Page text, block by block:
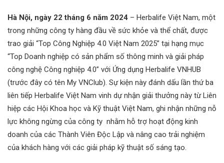
Hà Nội, ngày 22 tháng 6 năm 2024 – Herbalife Việt Nam, một
trong những công ty hàng đầu về sức khỏe và thể chất, được
trao giải “Top Công Nghiệp 4.0 Việt Nam 2025” tại hạng mục
“Top Doanh nghiệp có sản phẩm số thông minh và giải pháp
công nghệ Công nghiệp 4.0” với Ứng dụng Herbalife VNHUB
(trước đây có tên My VNClub). Sự kiện này đánh dấu lần thứ ba
liên tiếp Herbalife Việt Nam vinh dự nhận giải thưởng này từ Liên
hiệp các Hội Khoa học và Kỹ thuật Việt Nam, ghi nhận những nỗ
lực không ngừng của công ty nhằm hỗ trợ hoạt động kinh
doanh của các Thành Viên Độc Lập và nâng cao trải nghiệm
của khách hàng với các giải pháp kỹ thuật số sáng tạo.